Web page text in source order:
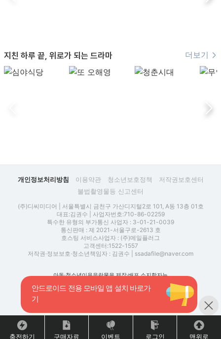
지친 하루 끝, 위로가 되는 드라마 더보기
충전하기 구매자료 이벤트 로그인 맨위로
개인정보처리방침 이용약관 청소년보호정책
저작권보호센터
불법촬영물등 신고센터
(주)디씨미디어 | 서울특별시 금천구 가산디지털2로 101, A동 13층 01호
대표:김권수 | 사업자번호:710-86-02259
특수한 유형의 부가통신 사업자 : 3-01-21-0039
통신판매 : 제 2021-서울구로-2613 호
호스팅 서비스사업자 : (주)메일플러그
고객센터:1522-1557
저작권·정보보호·청소년책임자 : 김권수 | ssadafile@naver.com
아동·청소년이용음란물을 제작·배포 소지한자는
형사처벌을 받을 수 있습니다.
불법 촬영물 등을 유통할 경우 전기통신사업법 제22조의 5
제1항에 따른 삭제ㆍ접속차단 등 유통 방지에 필요한 조치가
안드로이드 전용 모바일 앱 설치 바로가
기